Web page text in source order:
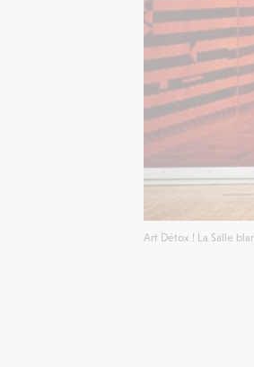
Art Détox ! La Salle